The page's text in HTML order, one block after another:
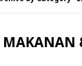
MAKANAN